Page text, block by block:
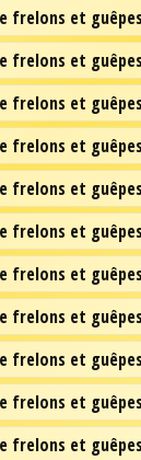
frelons et
frelons et
frelons et
frelons et
frelons et
frelons et
frelons et
frelons et
frelons et
frelons et
frelons et